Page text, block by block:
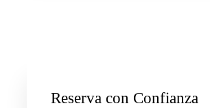
Reserva con Confianza